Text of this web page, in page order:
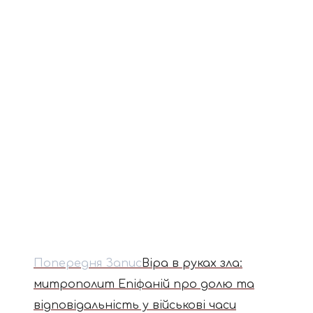
Попередня Запис Віра в руках зла:
митрополит Епіфаній про долю та
відповідальність у військові часи